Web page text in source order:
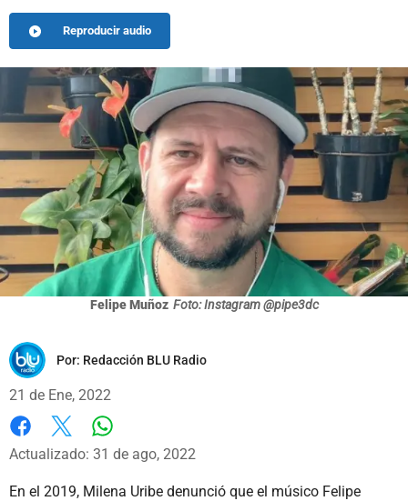
Reproducir audio
Felipe Muñoz Foto: Instagram @pipe3dc
Por: Redacción BLU Radio
21 de Ene, 2022
Facebook
X
Actualizado: 31 de ago, 2022
En el 2019, Milena Uribe denunció que el músico Felipe